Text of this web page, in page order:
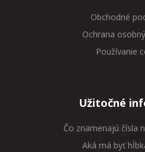
Obchodné
Ochrana
Používanie
Užitočné
Čo znamenajú čísla
Aká má byť